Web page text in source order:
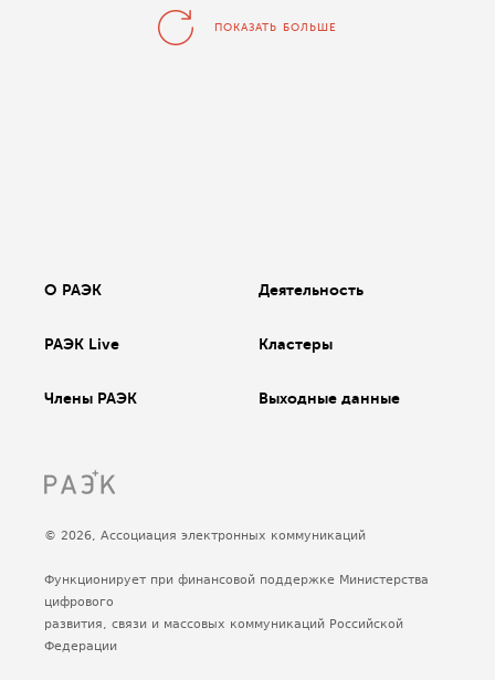
ПОКАЗАТЬ БОЛЬШЕ
О РАЭК Деятельность
РАЭК Live Кластеры
Члены РАЭК Выходные данные
© 2026, Ассоциация электронных коммуникаций
Функционирует при финансовой поддержке Министерства
цифрового
развития, связи и массовых коммуникаций Российской
Федерации